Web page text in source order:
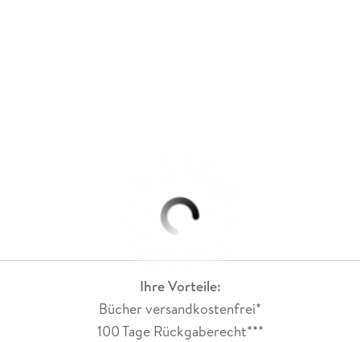
Ihre Vorteile:
Bücher versandkostenfrei*
100 Tage Rückgaberecht***